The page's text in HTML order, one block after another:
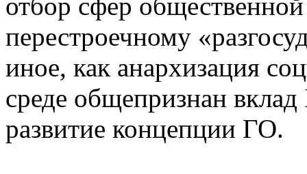
перестроечному
иное, как анархизация
среде общепризнан
развитие концепции ГО.